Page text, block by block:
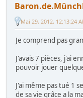
Mai 29, 2012, 12:13:24
Je comprend pas
J'avais 7 pièces, j'ai
pouvoir jouer
J'ai même pas tué 1
de sa vie grâce a la